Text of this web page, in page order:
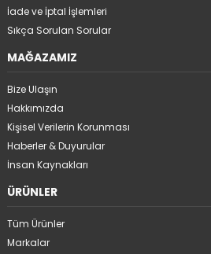
İade ve İptal İşlemleri
Sıkça Sorulan Sorular
MAĞAZAMIZ
Bize Ulaşın
Hakkımızda
Kişisel Verilerin Korunması
Haberler & Duyurular
İnsan Kaynakları
ÜRÜNLER
Tüm Ürünler
Markalar